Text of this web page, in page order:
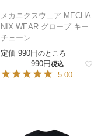
メカニクスウェア MECHA
NIX WEAR グローブ キー
チェーン
定価 990 のところ
990 税込
5.00